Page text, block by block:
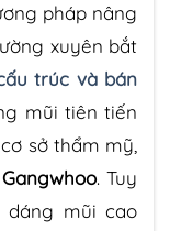
pháp nâng
xuyên bắt
trúc và bán
mũi tiên tiến
sở thẩm mỹ,
. Tuy
dáng mũi cao